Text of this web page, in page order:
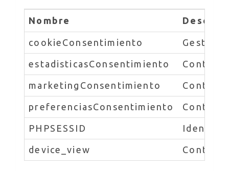
Nombre
cookieConsentimiento
estadisticasConsentimiento
marketingConsentimiento
preferenciasConsentimiento
PHPSESSID
device_view